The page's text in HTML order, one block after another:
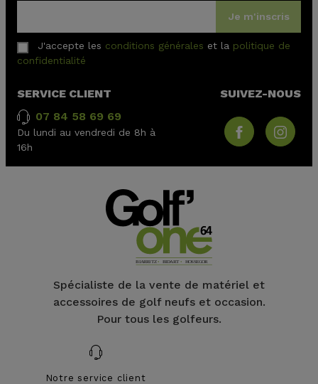
Je m'inscris
J'accepte les conditions générales et la politique de
confidentialité
SERVICE CLIENT
07 84 58 69 69
Du lundi au vendredi de 8h à
16h
SUIVEZ-NOUS
Spécialiste de la vente de matériel et
accessoires de golf neufs et occasion.
Pour tous les golfeurs.
Notre service client